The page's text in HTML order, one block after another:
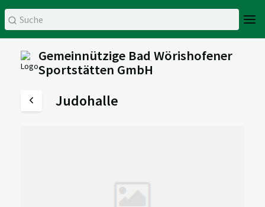
Gemeinnützige Bad Wörishofener
Sportstätten GmbH
Judohalle